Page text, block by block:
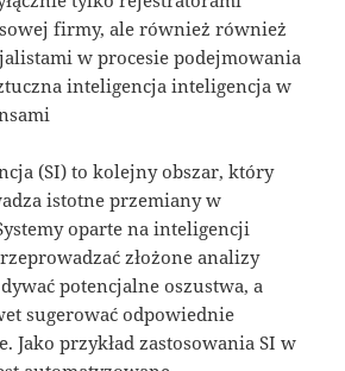
firmy, ale również również
w procesie podejmowania
inteligencja inteligencja w
(SI) to kolejny obszar, który
istotne przemiany w
oparte na inteligencji
złożone analizy
potencjalne oszustwa, a
sugerować odpowiednie
Jako przykład zastosowania SI w